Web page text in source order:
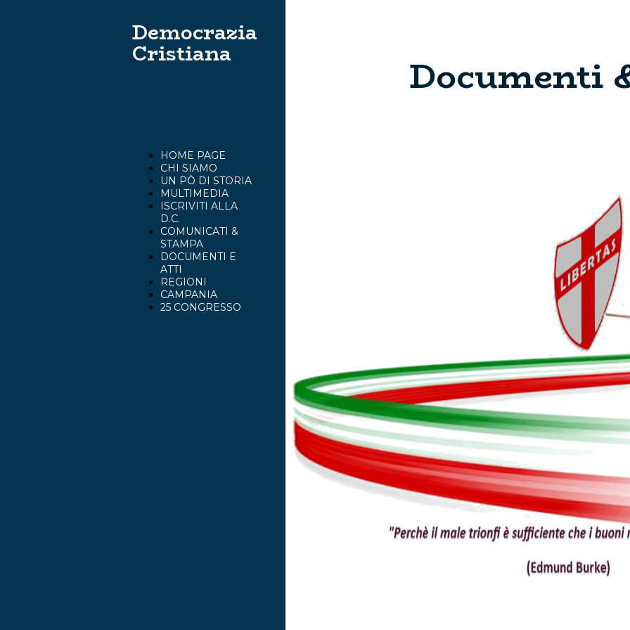
Democrazia
Cristiana Documenti
HOME PAGE
CHI SIAMO
UN PÒ DI STORIA
MULTIMEDIA
ISCRIVITI ALLA
D.C.
COMUNICATI &
STAMPA
DOCUMENTI E
ATTI
REGIONI
CAMPANIA
25 CONGRESSO